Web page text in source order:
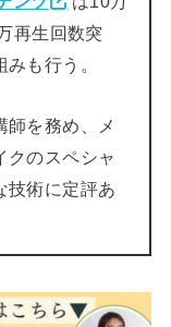
再生回数突
も行う。
師を務め、メ
クのスペシャ
技術に定評あ